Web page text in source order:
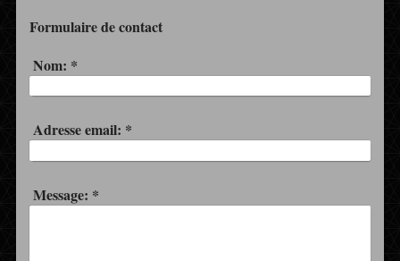
Formulaire de contact
Nom: *
Adresse email: *
Message: *